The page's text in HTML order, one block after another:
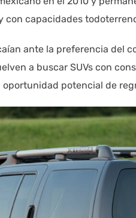
con capacidades
ante la preferencia del
a buscar SUVs con
potencial de